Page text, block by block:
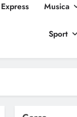
Musica
Sport